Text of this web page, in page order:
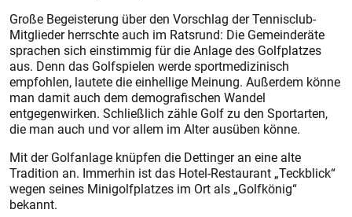
Große Begeisterung über den Vorschlag der Tennisclub-
Mitglieder herrschte auch im Ratsrund: Die Gemeinderäte
sprachen sich einstimmig für die Anlage des Golfplatzes
aus. Denn das Golfspielen werde sportmedizinisch
empfohlen, lautete die einhellige Meinung. Außerdem könne
man damit auch dem demografischen Wandel
entgegenwirken. Schließlich zähle Golf zu den Sportarten,
die man auch und vor allem im Alter ausüben könne.
Mit der Golfanlage knüpfen die Dettinger an eine alte
Tradition an. Immerhin ist das Hotel-Res­taurant „Teckblick“
wegen seines Minigolfplatzes im Ort als „Golfkönig“
bekannt.